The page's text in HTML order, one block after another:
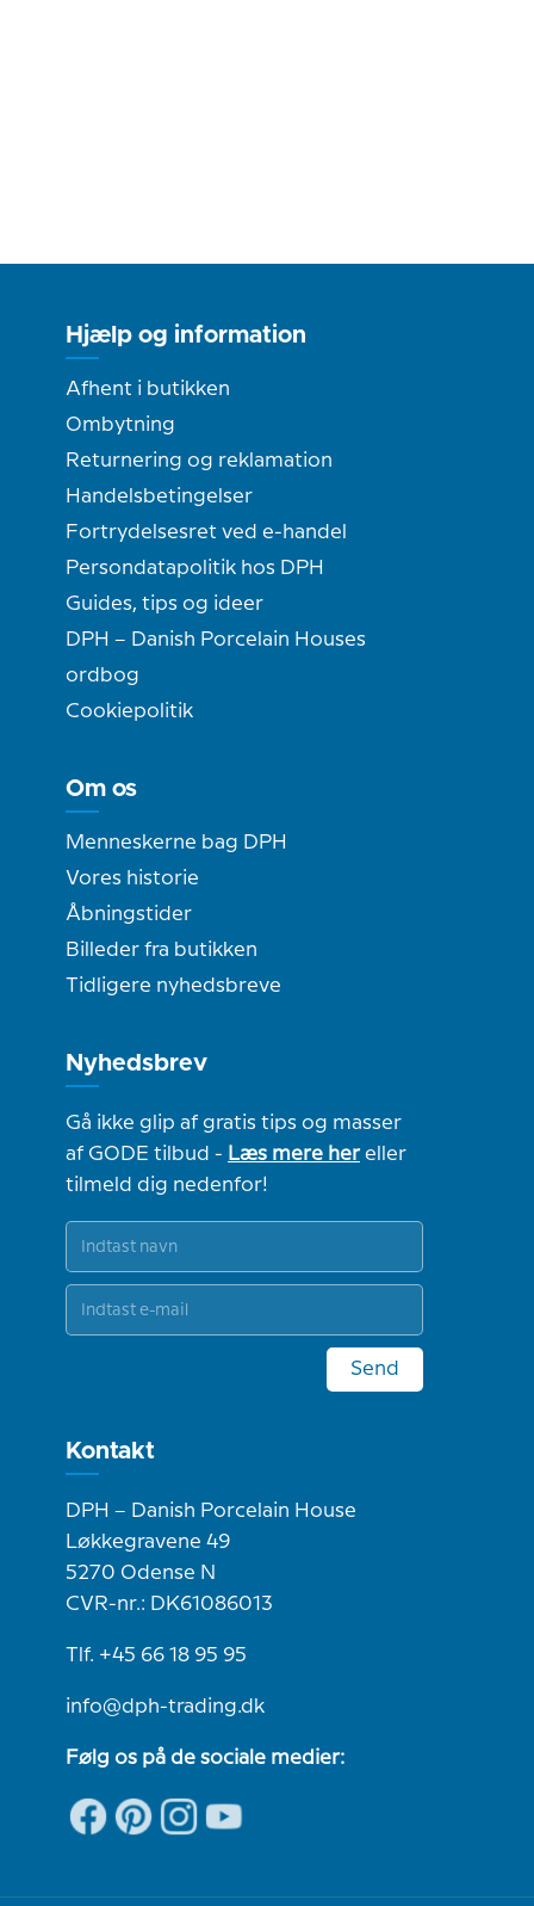
Hjælp og information
Afhent i butikken
Ombytning
Returnering og reklamation
Handelsbetingelser
Fortrydelsesret ved e-handel
Persondatapolitik hos DPH
Guides, tips og ideer
DPH – Danish Porcelain Houses
ordbog
Cookiepolitik
Om os
Menneskerne bag DPH
Vores historie
Åbningstider
Billeder fra butikken
Tidligere nyhedsbreve
Nyhedsbrev
Gå ikke glip af gratis tips og masser
af GODE tilbud - Læs mere hereller
tilmeld dig nedenfor!
Send
Kontakt
DPH – Danish Porcelain House
Løkkegravene 49
5270 Odense N
CVR-nr.: DK61086013
Tlf. +45 66 18 95 95
info@dph-trading.dk
Følg os på de sociale medier: